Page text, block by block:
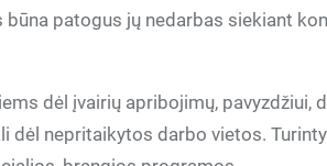
patogus jų nedarbas siekiant
dėl įvairių apribojimų, pavyzdžiui,
dėl nepritaikytos darbo vietos.